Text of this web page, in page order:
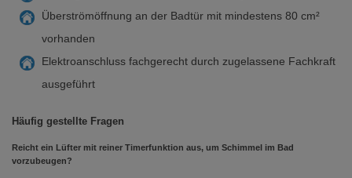
Überströmöffnung an der Badtür mit mindestens 80 cm²
vorhanden
Elektroanschluss fachgerecht durch zugelassene Fachkraft
ausgeführt
Häufig gestellte Fragen
Reicht ein Lüfter mit reiner Timerfunktion aus, um Schimmel im Bad
vorzubeugen?